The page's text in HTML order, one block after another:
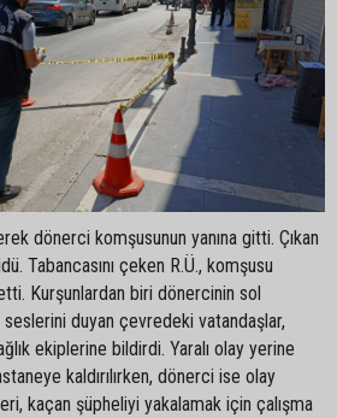
dönerci komşusunun yanına gitti. Çıkan
Tabancasını çeken R.Ü., komşusu
Kurşunlardan biri dönercinin sol
duyan çevredeki vatandaşlar,
ekiplerine bildirdi. Yaralı olay yerine
kaldırılırken, dönerci ise olay
kaçan şüpheliyi yakalamak için çalışma